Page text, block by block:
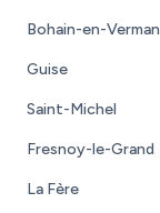
Bohain-en-
Guise
Saint-Michel
Fresnoy-le-Grand
La Fère